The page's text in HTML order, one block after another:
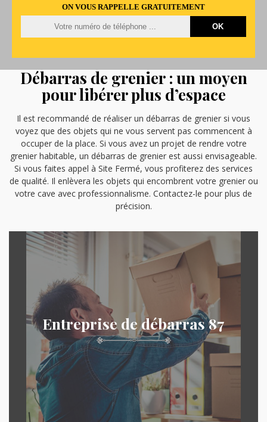
ON VOUS RAPPELLE GRATUITEMENT
Débarras de grenier : un moyen
pour libérer plus d’espace
Il est recommandé de réaliser un débarras de grenier si vous
voyez que des objets qui ne vous servent pas commencent à
occuper de la place. Si vous avez un projet de rendre votre
grenier habitable, un débarras de grenier est aussi envisageable.
Si vous faites appel à Site Fermé, vous profiterez des services
de qualité. Il enlèvera les objets qui encombrent votre grenier ou
votre cave avec professionnalisme. Contactez-le pour plus de
précision.
Entreprise de débarras 87